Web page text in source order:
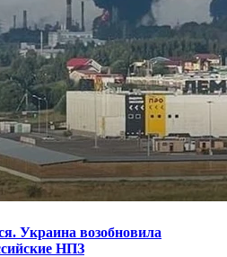
Украина возобновила
НПЗ